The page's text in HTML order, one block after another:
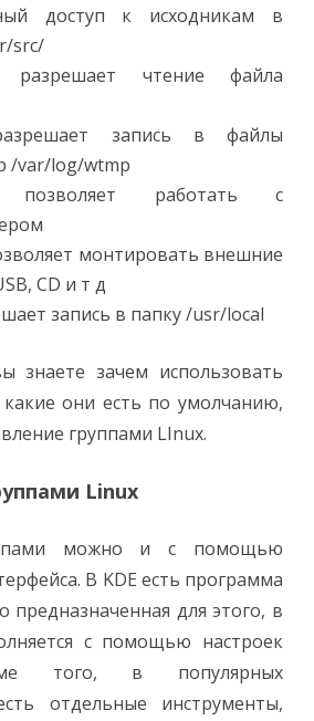
доступ к исходникам в
src/
чтение файла
запись в файлы
/var/log/wtmp
работать с
монтировать внешние
CD и т д
запись в папку /usr/local
знаете зачем использовать
они есть по умолчанию,
группами LInux.
Linux
можно и с помощью
В KDE есть программа
предназначенная для этого, в
с помощью настроек
того, в популярных
отдельные инструменты,